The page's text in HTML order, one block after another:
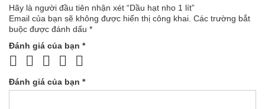
Hãy là người đầu tiên nhận xét “Dầu hạt nho 1 lít”
Email của bạn sẽ không được hiển thị công khai. Các trường bắt
buộc được đánh dấu *
Đánh giá của bạn *
Đánh giá của bạn *